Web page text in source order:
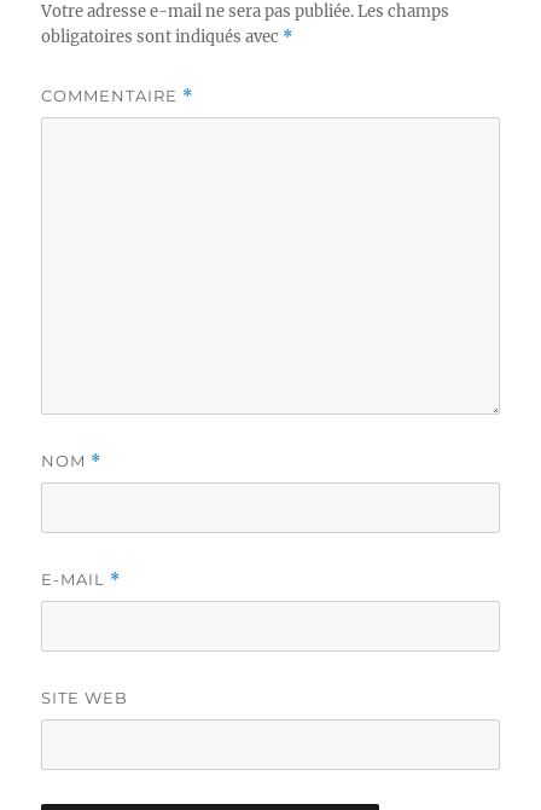
Votre adresse e-mail ne sera pas publiée. Les champs
obligatoires sont indiqués avec *
COMMENTAIRE *
NOM *
E-MAIL *
SITE WEB